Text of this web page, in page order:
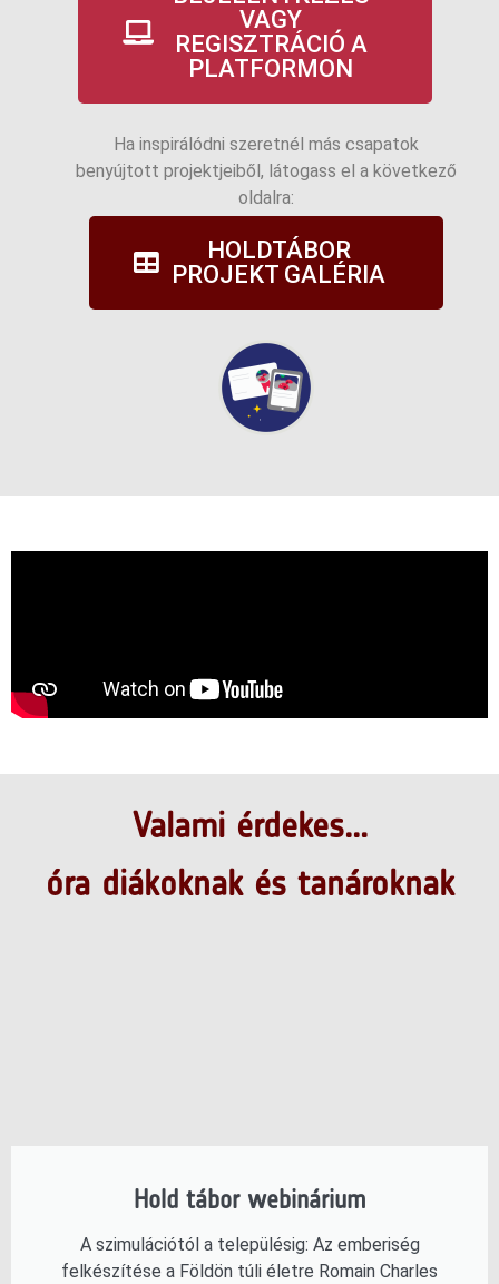
VAGY
REGISZTRÁCIÓ A
PLATFORMON
Ha inspirálódni szeretnél más csapatok
benyújtott projektjeiből, látogass el a következő
oldalra:
HOLDTÁBOR
PROJEKT GALÉRIA
Valami érdekes...
óra diákoknak és tanároknak
Hold tábor webinárium
A szimulációtól a településig: Az emberiség
felkészítése a Földön túli életre Romain Charles